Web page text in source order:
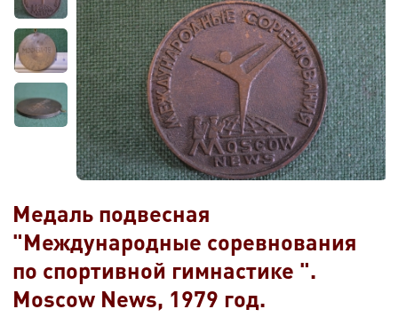
Медаль подвесная
"Международные соревнования
по спортивной гимнастике ".
Moscow News, 1979 год.